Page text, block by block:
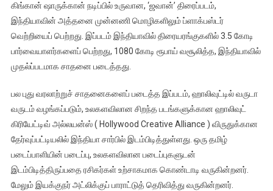
கிங்கான் ஷாருக்கான் நடிப்பில் உருவான, ‘ஜவான்’ திரைப்படம்,
இந்தியாவின் அத்தனை முன்னணி மொழிகளிலும் ப்ளாக்பஸ்டர்
வெற்றியைப் பெற்றது. இப்படம் இந்தியாவில் திரையரங்குகளில் 3.5 கோடி
பார்வையாளர்களைப் பெற்றது, 1080 கோடி ரூபாய் வசூலித்த, இந்தியாவில்
முதல்ப்படமாக சாதனை படைத்தது.
பல புது வரலாற்றுச் சாதனைகளைப் படைத்த இப்படம், ஹாலிவுட்டில் வருடா
வருடம் வழங்கப்படும், உலகளவிலான சிறந்த படங்களுக்கான ஹாலிவுட்
கிரியேட்டிவ் அல்லயன்ஸ் ( Hollywood Creative Alliance ) விருதுக்கான
தேர்வுப்பட்டியலில் இந்தியா சார்பில் இடம்பிடித்துள்ளது. ஒரு தமிழ்
படைப்பாளியின் படைப்பு, உலகளவிலான படைப்புகளுடன்
இடம்பிடித்திருப்பதை ரசிகர்கள் உற்சாகமாக கொண்டாடி வருகின்றனர்.
மேலும் இயக்குநர் அட்லிக்குப் பாராட்டுத் தெரிவித்து வருகின்றனர்.